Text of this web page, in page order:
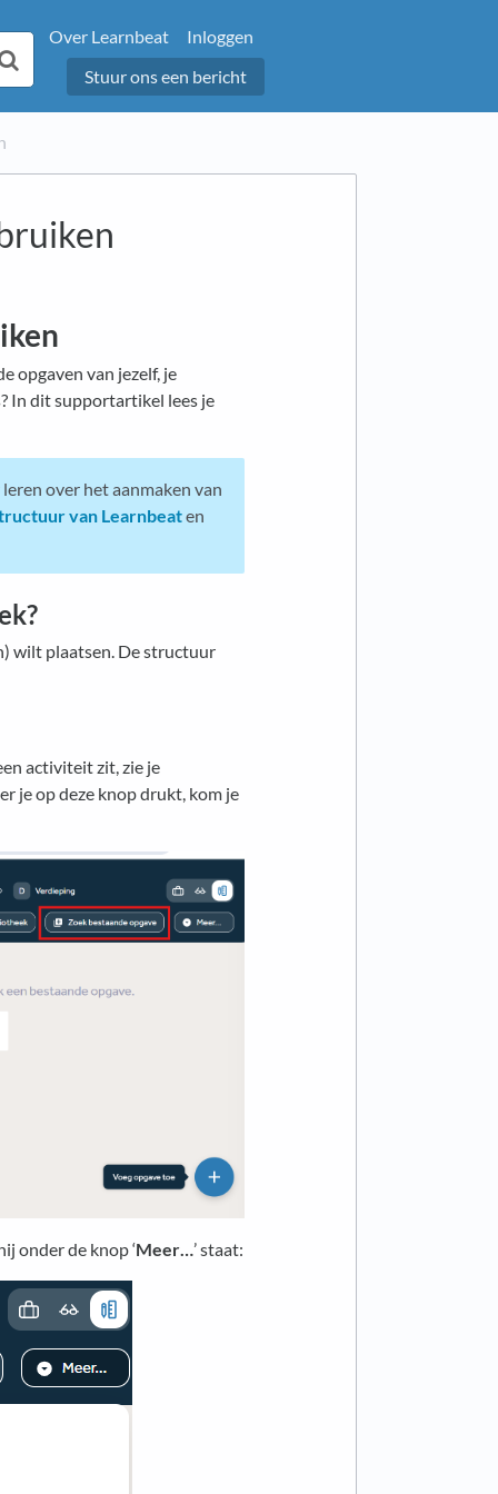
Over Learnbeat
Inloggen
Stuur ons een bericht
opgaven van jezelf, je
In dit supportartikel lees je
over het aanmaken van
van Learnbeaten
wilt plaatsen. De structuur
activiteit zit, zie je
je op deze knop drukt, kom je
onder de knop ‘Meer…’ staat: